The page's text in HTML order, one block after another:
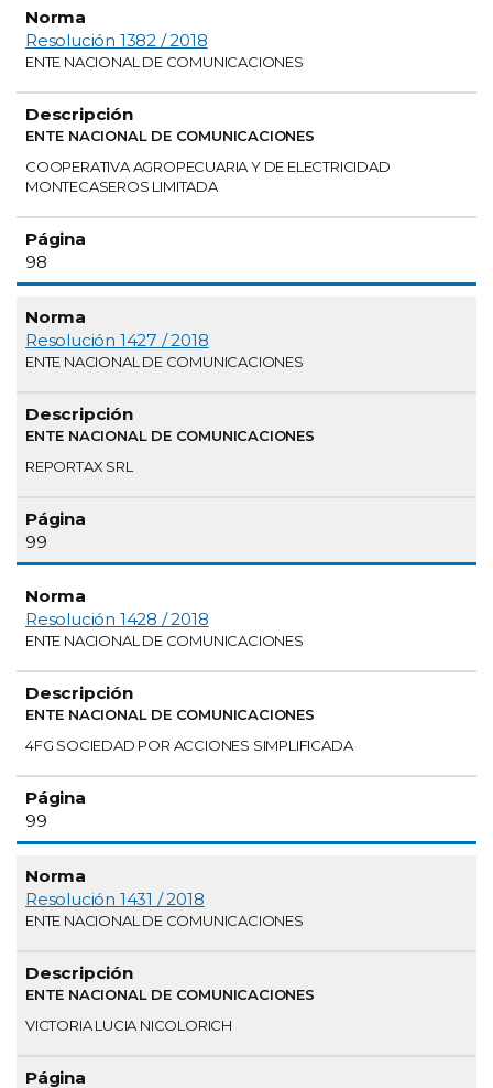
Resolución 1382 / 2018
ENTE NACIONAL DE COMUNICACIONES
ENTE NACIONAL DE COMUNICACIONES
COOPERATIVA AGROPECUARIA Y DE ELECTRICIDAD
MONTECASEROS LIMITADA
98
Resolución 1427 / 2018
ENTE NACIONAL DE COMUNICACIONES
ENTE NACIONAL DE COMUNICACIONES
REPORTAX SRL
99
Resolución 1428 / 2018
ENTE NACIONAL DE COMUNICACIONES
ENTE NACIONAL DE COMUNICACIONES
4FG SOCIEDAD POR ACCIONES SIMPLIFICADA
99
Resolución 1431 / 2018
ENTE NACIONAL DE COMUNICACIONES
ENTE NACIONAL DE COMUNICACIONES
VICTORIA LUCIA NICOLORICH